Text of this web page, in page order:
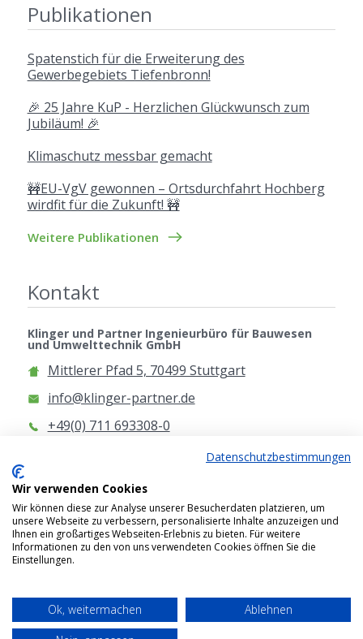
Publikationen
Spatenstich für die Erweiterung des
Gewerbegebiets Tiefenbronn!
🎉 25 Jahre KuP - Herzlichen Glückwunsch zum
Jubiläum! 🎉
Klimaschutz messbar gemacht
🚧EU-VgV gewonnen – Ortsdurchfahrt Hochberg
wirdfit für die Zukunft! 🚧
Weitere Publikationen
Kontakt
Klinger und Partner Ingenieurbüro für Bauwesen
und Umwelttechnik GmbH
Mittlerer Pfad 5, 70499 Stuttgart
info@klinger-partner.de
+49(0) 711 693308-0
Anfahrt
Bauwesen und Umwelttechnik GmbH
Impressum
Datenschutzbestimmungen
Wir verwenden Cookies
Wir können diese zur Analyse unserer Besucherdaten platzieren, um
unsere Webseite zu verbessern, personalisierte Inhalte anzuzeigen und
Ihnen ein großartiges Webseiten-Erlebnis zu bieten. Für weitere
Informationen zu den von uns verwendeten Cookies öffnen Sie die
Einstellungen.
Ok, weitermachen
Ablehnen